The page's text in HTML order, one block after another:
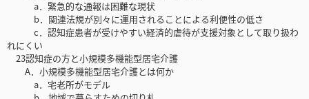
a．緊急的な通報は困難な現状
b．関連法規が別々に運用されることによる利便性の低さ
c．認知症患者が受けやすい経済的虐待が支援対象として取り扱わ
れにくい
23認知症の方と小規模多機能型居宅介護
A．小規模多機能型居宅介護とは何か
a．宅老所がモデル